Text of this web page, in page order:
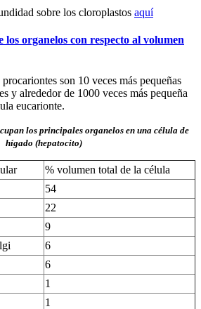
sobre los cloroplastos aquí
organelos con respecto al volumen
son 10 veces más pequeñas
y alrededor de 1000 veces más pequeña
eucarionte.
los principales organelos en una célula de
hígado (hepatocito)
% volumen total de la célula
54
22
9
6
6
1
1